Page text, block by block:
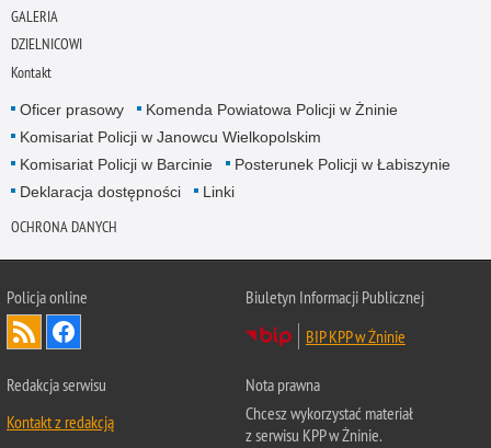
GALERIA
DZIELNICOWI
Kontakt
Oficer prasowy
Komenda Powiatowa Policji w Żninie
Komisariat Policji w Janowcu Wielkopolskim
Komisariat Policji w Barcinie
Posterunek Policji w Łabiszynie
Deklaracja dostępności
Linki
OCHRONA DANYCH
Policja online
Biuletyn Informacji Publicznej
BIP KPP w Żninie
Redakcja serwisu
Kontakt z redakcją
Nota prawna
Chcesz wykorzystać materiał
z serwisu KPP w Żninie.